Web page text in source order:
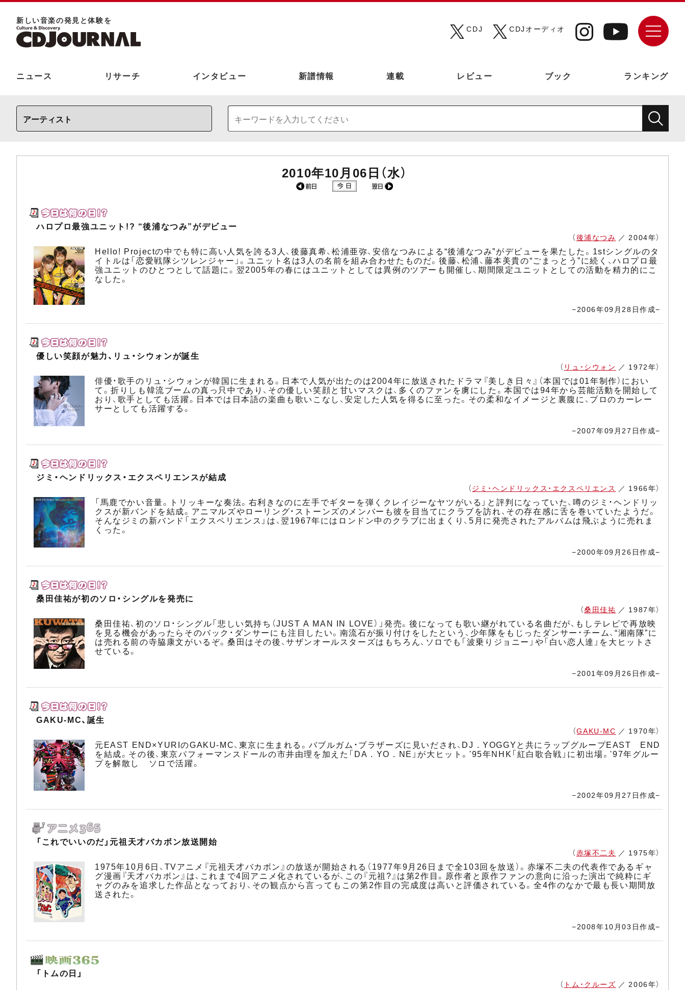
新しい⾳楽の発⾒と体験を
CDJ
CDJオーディオ
ニュース リサーチ インタビュー 新譜情報 連載 レビュー ブック ランキング
2010年10月06日（水）
ハロプロ最強ユニット!? “後浦なつみ”がデビュー
（後浦なつみ ／ 2004年）
Hello! Projectの中でも特に高い人気を誇る3人、後藤真希、松浦亜弥、安倍なつみによる“後浦なつみ”がデビューを果たした。1stシングルのタ
イトルは「恋愛戦隊シツレンジャー」。ユニット名は3人の名前を組み合わせたものだ。後藤、松浦、藤本美貴の“ごまっとう”に続く、ハロプロ最
強ユニットのひとつとして話題に。翌2005年の春にはユニットとしては異例のツアーも開催し、期間限定ユニットとしての活動を精力的にこ
なした。
−2006年09月28日作成−
優しい笑顔が魅力、リュ・シウォンが誕生
（ リュ・シウォン ／ 1972年）
俳優・歌手のリュ・シウォンが韓国に生まれる。日本で人気が出たのは2004年に放送されたドラマ『美しき日々』（本国では01年制作）におい
て。折りしも韓流ブームの真っ只中であり、その優しい笑顔と甘いマスクは、多くのファンを虜にした。本国では94年から芸能活動を開始して
おり、歌手としても活躍。日本では日本語の楽曲も歌いこなし、安定した人気を得るに至った。その柔和なイメージと裏腹に、プロのカーレー
サーとしても活躍する。
−2007年09月27日作成−
ジミ・ヘンドリックス・エクスペリエンスが結成
（ジミ・ヘンドリックス・エクスペリエンス ／ 1966年）
「馬鹿でかい音量。トリッキーな奏法。右利きなのに左手でギターを弾くクレイジーなヤツがいる」と評判になっていた、噂のジミ・ヘンドリッ
クスが新バンドを結成。アニマルズやローリング・ストーンズのメンバーも彼を目当てにクラブを訪れ、その存在感に舌を巻いていたようだ。
そんなジミの新バンド「エクスペリエンス」は、翌1967年にはロンドン中のクラブに出まくり、5月に発売されたアルバムは飛ぶように売れま
くった。
−2000年09月26日作成−
桑田佳祐が初のソロ・シングルを発売に
（桑田佳祐 ／ 1987年）
桑田佳祐、初のソロ・シングル「悲しい気持ち（JUST A MAN IN LOVE）」発売。後になっても歌い継がれている名曲だが、もしテレビで再放映
を見る機会があったらそのバック・ダンサーにも注目したい。南流石が振り付けをしたという、少年隊をもじったダンサー・チーム、“湘南隊”に
は売れる前の寺脇康文がいるぞ。桑田はその後、サザンオールスターズはもちろん、ソロでも「波乗りジョニー」や「白い恋人達」を大ヒットさ
せている。
−2001年09月26日作成−
GAKU-MC、誕生
（GAKU-MC ／ 1970年）
元EAST END×YURIのGAKU-MC、東京に生まれる。バブルガム・ブラザーズに見いだされ、DJ．YOGGYと共にラップグループEAST END
を結成。その後、東京パフォーマンスドールの市井由理を加えた「DA．YO．NE」が大ヒット。'95年NHK「紅白歌合戦」に初出場。'97年グルー
プを解散し ソロで活躍。
−2002年09月27日作成−
「これでいいのだ」元祖天才バカボン放送開始
（赤塚不二夫 ／ 1975年）
1975年10月6日、TVアニメ『元祖天才バカボン』の放送が開始される（1977年9月26日まで全103回を放送）。赤塚不二夫の代表作であるギャ
グ漫画『天才バカボン』は、これまで4回アニメ化されているが、この『元祖?』は第2作目。原作者と原作ファンの意向に沿った演出で純粋にギ
ャグのみを追求した作品となっており、その観点から言ってもこの第2作目の完成度は高いと評価されている。全4作のなかで最も長い期間放
送された。
−2008年10月03日作成−
「トムの日」
（ トム・クルーズ ／ 2006年）